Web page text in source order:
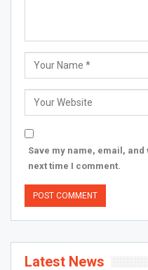
Save my name, email,
next time I comment.
Latest News